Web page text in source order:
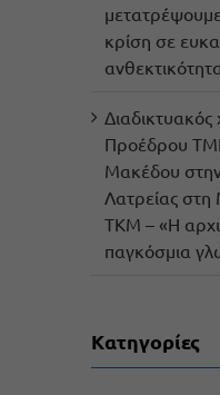
κρίση σε
Διαδικτυακός
Προέδρου
Μακέδου
Λατρείας
ΤΚΜ – «Η
παγκόσμια
Kατηγορίες